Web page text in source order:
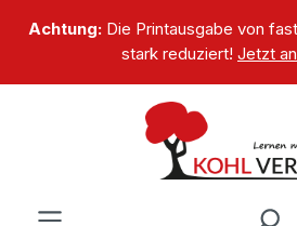
springen
Achtung:Die Printausgabe von
stark reduziert! Jetzt